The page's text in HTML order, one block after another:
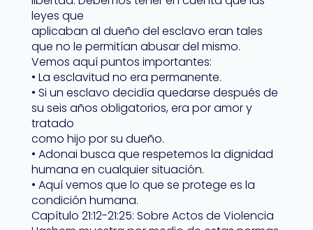
leyes que
aplicaban al dueño del esclavo eran tales
que no le permitían abusar del mismo.
Vemos aquí puntos importantes:
• La esclavitud no era permanente.
• Si un esclavo decidía quedarse después de
su seis años obligatorios, era por amor y
tratado
como hijo por su dueño.
• Adonai busca que respetemos la dignidad
humana en cualquier situación.
• Aquí vemos que lo que se protege es la
condición humana.
Capítulo 21:12-21:25: Sobre Actos de Violencia